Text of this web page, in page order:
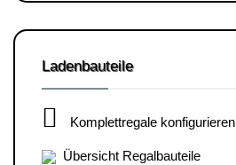
Ladenbauteile
Komplettregale konfigurieren
Übersicht Regalbauteile